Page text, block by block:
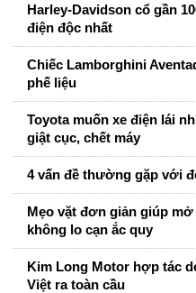
Harley-Davidson cổ gần
điện độc nhất
Chiếc Lamborghini
phế liệu
Toyota muốn xe điện lái
giật cục, chết máy
4 vấn đề thường gặp với
Mẹo vặt đơn giản giúp
không lo cạn ắc quy
Kim Long Motor hợp tác
Việt ra toàn cầu